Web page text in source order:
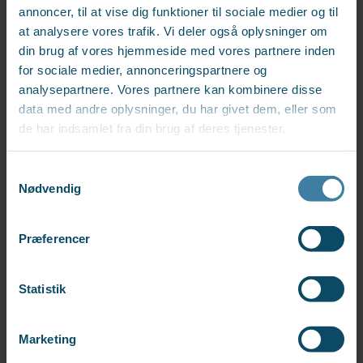
annoncer, til at vise dig funktioner til sociale medier og til
at analysere vores trafik. Vi deler også oplysninger om
din brug af vores hjemmeside med vores partnere inden
for sociale medier, annonceringspartnere og
analysepartnere. Vores partnere kan kombinere disse
data med andre oplysninger, du har givet dem, eller som
de har indsamlet fra din brug af deres tjenester.
Nødvendig
Præferencer
Statistik
Marketing
Oplysningerne anvendes på baggrund af vores legitime
interesse, jf. GDPR artikel 6, stk. 1, litra f, og anonymiseres.
FORMÅL OG RETSGRUNDLAG